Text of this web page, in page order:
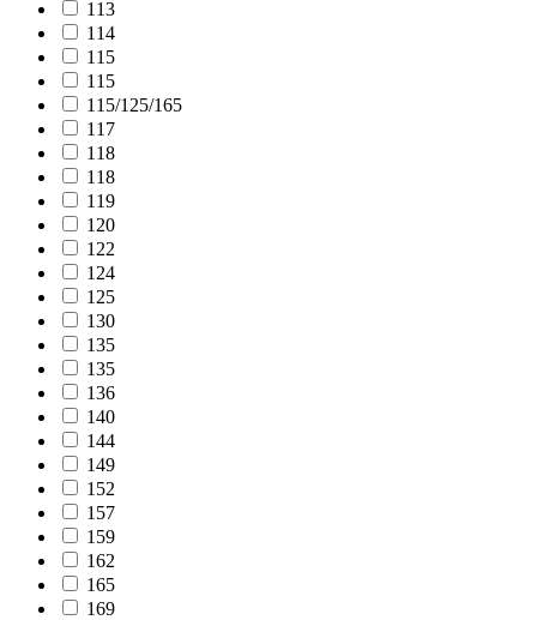
113
114
115
115
115/125/165
117
118
118
119
120
122
124
125
130
135
135
136
140
144
149
152
157
159
162
165
169